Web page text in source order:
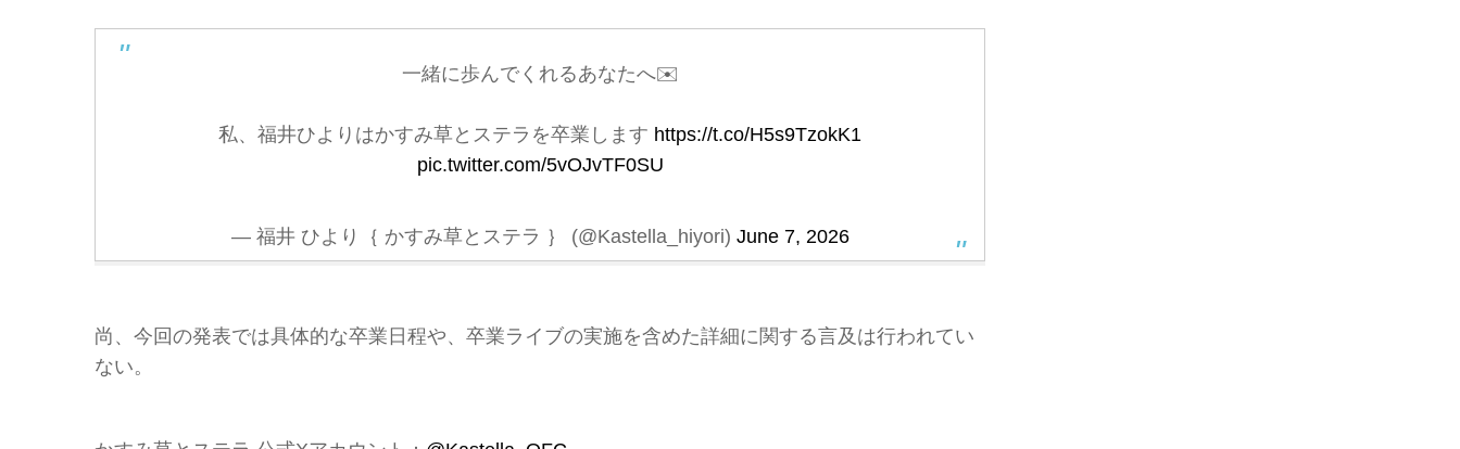
一緒に歩んでくれるあなたへ✉️
私、福井ひよりはかすみ草とステラを卒業します https://t.co/H5s9TzokK1
pic.twitter.com/5vOJvTF0SU
— 福井 ひより｛ かすみ草とステラ ｝ (@Kastella_hiyori) June 7, 2026
尚、今回の発表では具体的な卒業日程や、卒業ライブの実施を含めた詳細に関する言及は行われてい
ない。